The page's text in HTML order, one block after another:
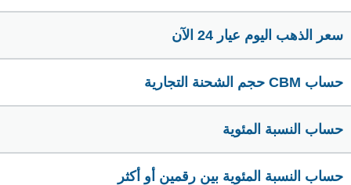
سعر الذهب اليوم عيار 24 الآن
حساب CBM حجم الشحنة التجارية
حساب النسبة المئوية
حساب النسبة المئوية بين رقمين أو أكثر